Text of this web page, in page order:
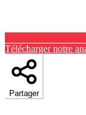
Télécharger notre
Partager